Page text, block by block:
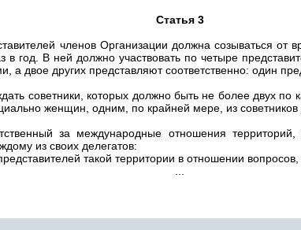
Статья 3
членов Организации должна созываться от
год. В ней должно участвовать по четыре
а двое других представляют соответственно: один
советники, которых должно быть не более двух
женщин, одним, по крайней мере, из
за международные отношения
из своих делегатов:
такой территории в отношении